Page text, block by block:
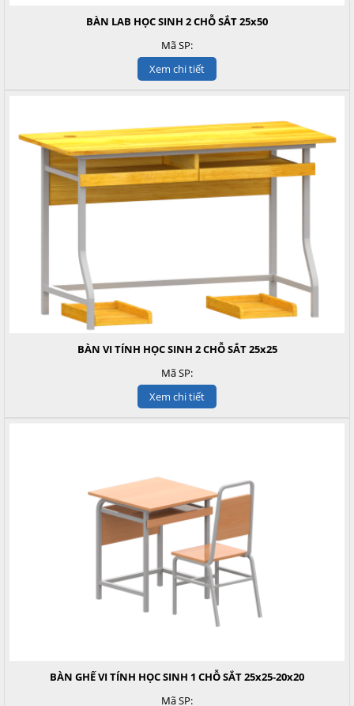
BÀN LAB HỌC SINH 2 CHỖ SẮT 25x50
Mã SP:
Xem chi tiết
BÀN VI TÍNH HỌC SINH 2 CHỖ SẮT 25x25
Mã SP:
Xem chi tiết
BÀN GHẾ VI TÍNH HỌC SINH 1 CHỖ SẮT 25x25-20x20
Mã SP: